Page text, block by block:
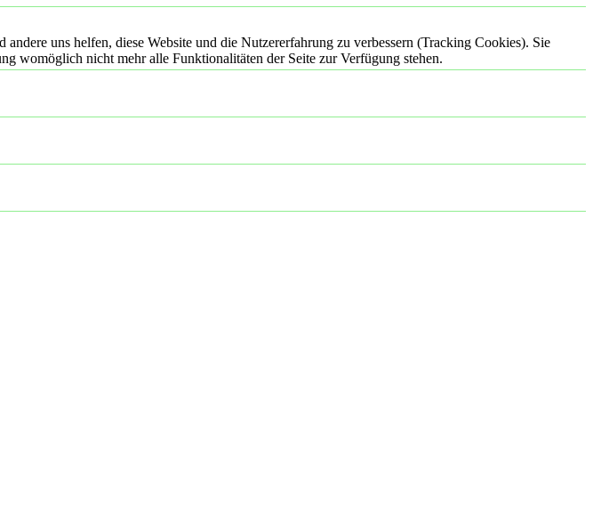
uns helfen, diese Website und die Nutzererfahrung zu verbessern (Tracking Cookies). Sie
womöglich nicht mehr alle Funktionalitäten der Seite zur Verfügung stehen.